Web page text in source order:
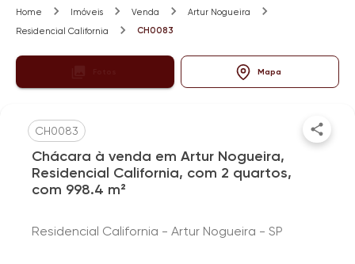
Home Imóveis Venda
Artur Nogueira
Residencial California
CH0083
Mapa
CH0083
Chácara à venda em Artur Nogueira,
Residencial California, com 2 quartos,
com 998.4 m²
Residencial California - Artur Nogueira - SP